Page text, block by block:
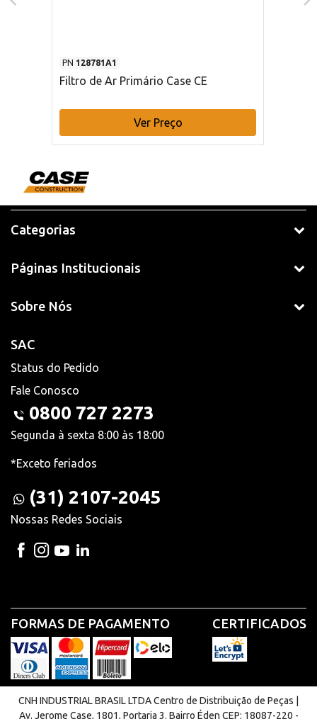
PN 128781A1
Filtro de Ar Primário Case CE
Ver Preço
Categorias
Páginas Institucionais
Sobre Nós
SAC
Status do Pedido
Fale Conosco
0800 727 2273
Segunda à sexta 8:00 às 18:00
*Exceto feriados
(31) 2107-2045
Nossas Redes Sociais
FORMAS DE PAGAMENTO CERTIFICADOS
CNH INDUSTRIAL BRASIL LTDA Centro de Distribuição de Peças |
Av. Jerome Case, 1801, Portaria 3. Bairro Éden CEP: 18087-220 -